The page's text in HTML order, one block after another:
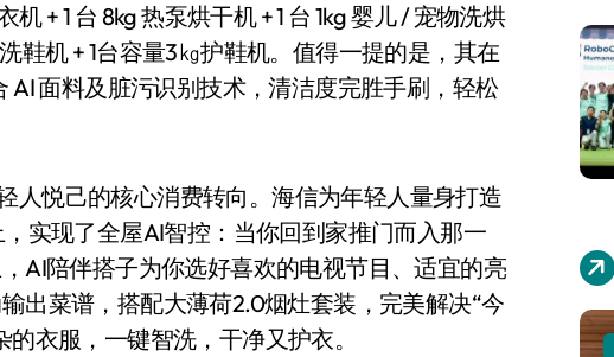
+ 1 台 8kg 热泵烘干机 + 1 台 1kg 婴儿 / 宠物洗烘
鞋机 + 1台容量3㎏护鞋机。值得一提的是，其在
面料及脏污识别技术，清洁度完胜手刷，轻松
人悦己的核心消费转向。海信为年轻人量身打造
实现了全屋AI智控：当你回到家推门而入那一
AI陪伴搭子为你选好喜欢的电视节目、适宜的亮
出菜谱，搭配大薄荷2.0烟灶套装，完美解决“今
衣服，一键智洗，干净又护衣。
小家电